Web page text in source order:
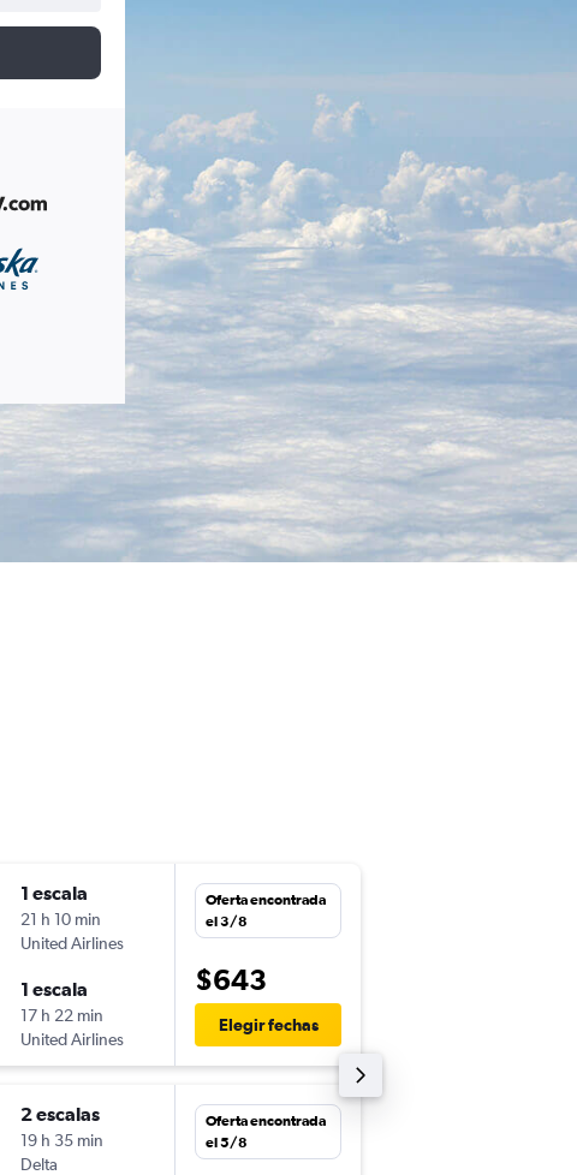
1 escala
21 h 10 min
United Airlines
1 escala
17 h 22 min
United Airlines
Oferta encontrada
el 3/8
$643
Elegir fechas
2 escalas
19 h 35 min
Delta
Oferta encontrada
el 5/8